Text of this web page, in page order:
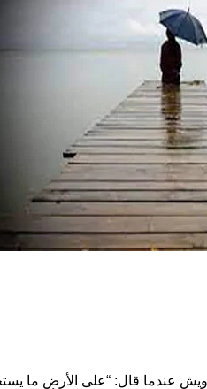
عندما قال: “على الأرض ما